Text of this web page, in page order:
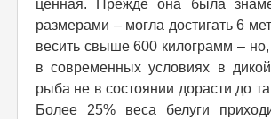
ценная. Прежде она была
размерами – могла достигать 6
весить свыше 600 килограмм –
в современных условиях в
рыба не в состоянии дорасти до
Более 25% веса белуги